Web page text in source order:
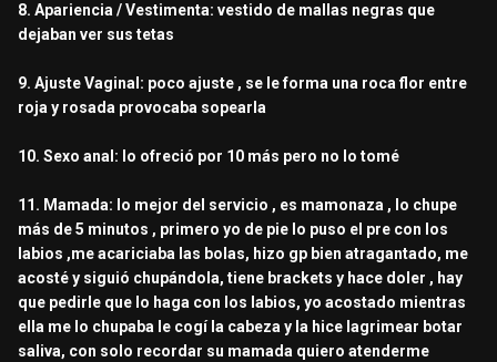
8. Apariencia / Vestimenta: vestido de mallas negras que
dejaban ver sus tetas
9. Ajuste Vaginal: poco ajuste , se le forma una roca flor entre
roja y rosada provocaba sopearla
10. Sexo anal: lo ofreció por 10 más pero no lo tomé
11. Mamada: lo mejor del servicio , es mamonaza , lo chupe
más de 5 minutos , primero yo de pie lo puso el pre con los
labios ,me acariciaba las bolas, hizo gp bien atragantado, me
acosté y siguió chupándola, tiene brackets y hace doler , hay
que pedirle que lo haga con los labios, yo acostado mientras
ella me lo chupaba le cogí la cabeza y la hice lagrimear botar
saliva, con solo recordar su mamada quiero atenderme